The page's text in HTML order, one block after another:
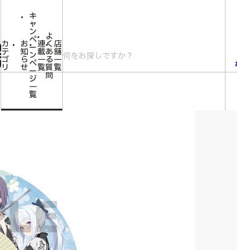
カ
テ
ゴ
リ
お
知
ら
せ
キ
ャ
ン
ペ
ー
ン
ペ
ー
ジ
一
覧
連
載
一
覧
よ
く
あ
る
質
問
店
舗
一
覧
【予約商品】ブルーアーカイブ 扇子【SRT特殊学園】